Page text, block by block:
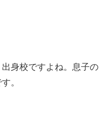
身校ですよね。息子の
。